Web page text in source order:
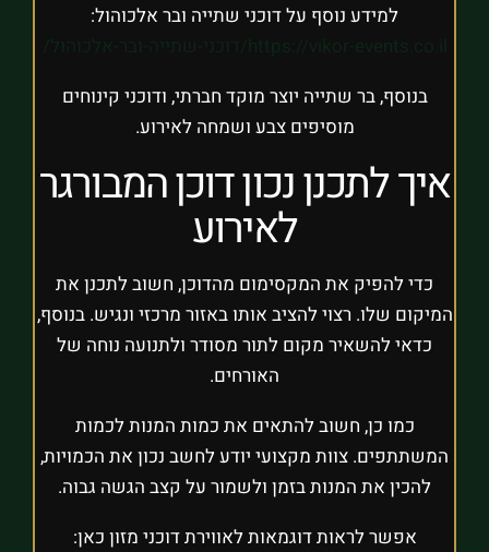
למידע נוסף על דוכני שתייה ובר אלכוהול:
בנוסף, בר שתייה יוצר מוקד חברתי, ודוכני קינוחים
מוסיפים צבע ושמחה לאירוע.
איך לתכנן נכון דוכן המבורגר
לאירוע
כדי להפיק את המקסימום מהדוכן, חשוב לתכנן את
המיקום שלו. רצוי להציב אותו באזור מרכזי ונגיש. בנוסף,
כדאי להשאיר מקום לתור מסודר ולתנועה נוחה של
האורחים.
כמו כן, חשוב להתאים את כמות המנות לכמות
המשתתפים. צוות מקצועי יודע לחשב נכון את הכמויות,
להכין את המנות בזמן ולשמור על קצב הגשה גבוה.
אפשר לראות דוגמאות לאווירת דוכני מזון כאן: